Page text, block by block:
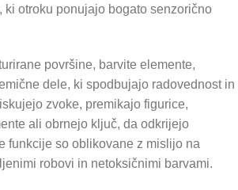
ki otroku ponujajo bogato senzorično
površine, barvite elemente,
dele, ki spodbujajo radovednost in
zvoke, premikajo figurice,
ali obrnejo ključ, da odkrijejo
funkcije so oblikovane z mislijo na
robovi in netoksičnimi barvami.